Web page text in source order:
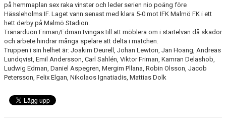
på hemmaplan sex raka vinster och leder serien nio poäng före
Hässleholms IF. Laget vann senast med klara 5-0 mot IFK Malmö FK i ett
hett derby på Malmö Stadion.
Tränarduon Friman/Edman tvingas till att möblera om i startelvan då skador
och arbete hindrar många spelare att delta i matchen.
Truppen i sin helhet är: Joakim Deurell, Johan Lewton, Jan Hoang, Andreas
Lundqvist, Emil Andersson, Carl Sahlén, Viktor Friman, Kamran Delashob,
Ludwig Edman, Daniel Aspegren, Mergim Pllana, Robin Olsson, Jacob
Petersson, Felix Elgan, Nikolaos Ignatiadis, Mattias Dolk